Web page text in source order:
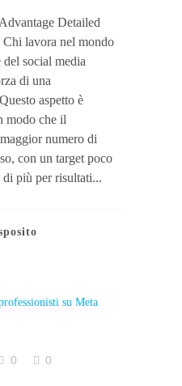
Detailed
lavora nel mondo
social media
di una
aspetto è
modo che il
numero di
con un target poco
più per risultati...
0
0